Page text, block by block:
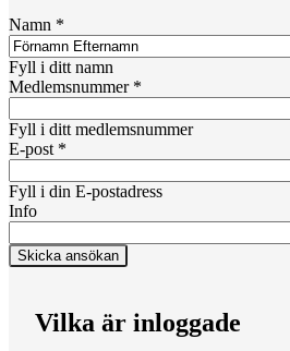
Namn *
Fyll i ditt namn
Medlemsnummer *
Fyll i ditt medlemsnummer
E-post *
Fyll i din E-postadress
Info
Vilka är inloggade